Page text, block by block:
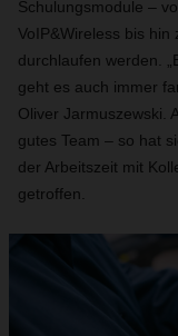
Schulungsmodule –
VoIP&Wireless bis hin
durchlaufen werden.
geht es auch immer
Oliver Jarmuszewski.
gutes Team – so hat
der Arbeitszeit mit
getroffen.